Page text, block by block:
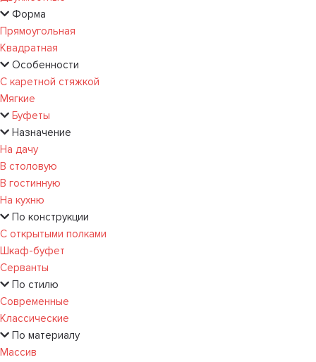
Форма
Прямоугольная
Квадратная
Особенности
С каретной стяжкой
Мягкие
Буфеты
Назначение
На дачу
В столовую
В гостинную
На кухню
По конструкции
С открытыми полками
Шкаф-буфет
Серванты
По стилю
Современные
Классические
По материалу
Массив